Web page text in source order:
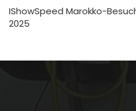
IShowSpeed Marokko-
2025